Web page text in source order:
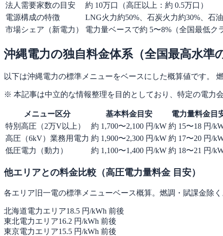
法人需要家数の目安
約 10万口（高圧以上：約 0.5万口）
電源構成の特徴
LNG火力約50%、石炭火力約30%、石
市場シェア（新電力）
電力量ベースで約 5〜8%（全国最低ク
沖縄電力の独自料金体系（全国最高水準
以下は沖縄電力の標準メニューをベースにした概算値です。
※ 本記事は中立的な情報整理を目的としており、特定の電力
メニュー区分 基本料金目安 電力量料金目
特別高圧（2万V以上）
約 1,700〜2,100 円/kW 約 15〜18 円/
高圧（6kV）業務用電力 約 1,900〜2,300 円/kW 約 17〜20 円/
低圧電力（動力）
約 1,100〜1,400 円/kW 約 18〜21 円/
他エリアとの料金比較（高圧電力量料金 目安）
各エリア旧一電の標準メニューベース概算。燃調・賦課金除く
北海道電力エリア18.5 円/kWh 前後
東北電力エリア16.2 円/kWh 前後
東京電力エリア15.5 円/kWh 前後